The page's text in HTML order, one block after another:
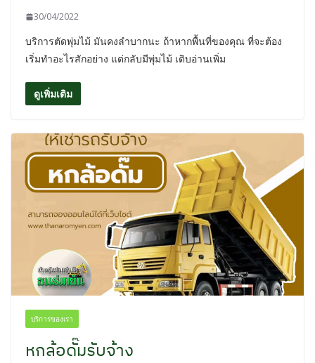
30/04/2022
บริการตัดพุ่มไม้ มันคงลำบากนะ ถ้าหากพื้นที่ของคุณ ที่จะต้อง
เริ่มทำอะไรสักอย่าง แต่กลับมีพุ่มไม้ เติบอ่านเพิ่ม
ดูเพิ่มเติม
บริการของเรา
หกล้อดั๊มรับจ้าง